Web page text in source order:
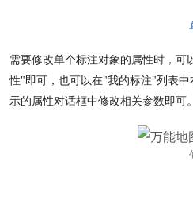
需要修改单个标注对象的属性时，
性"即可，也可以在"我的标注"列表
示的属性对话框中修改相关参数即可。